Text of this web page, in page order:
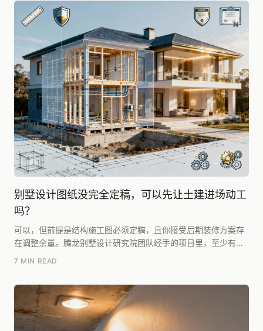
别墅设计图纸没完全定稿，可以先让土建进场动工
吗？
可以，但前提是结构施工图必须定稿，且你接受后期装修方案存
在调整余量。腾龙别墅设计研究院团队经手的项目里，至少有四
7 MIN READ